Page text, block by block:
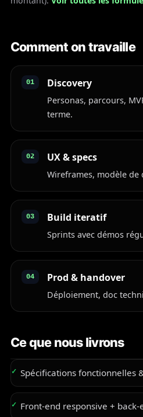
Comment on travaille
01 Discovery
Personas, parcours,
terme.
02 UX & specs
Wireframes, modèle de
03 Build iteratif
Sprints avec démos
04 Prod & handover
Déploiement, doc
Ce que nous livrons
Spécifications fonctionnelles
Front-end responsive + back-